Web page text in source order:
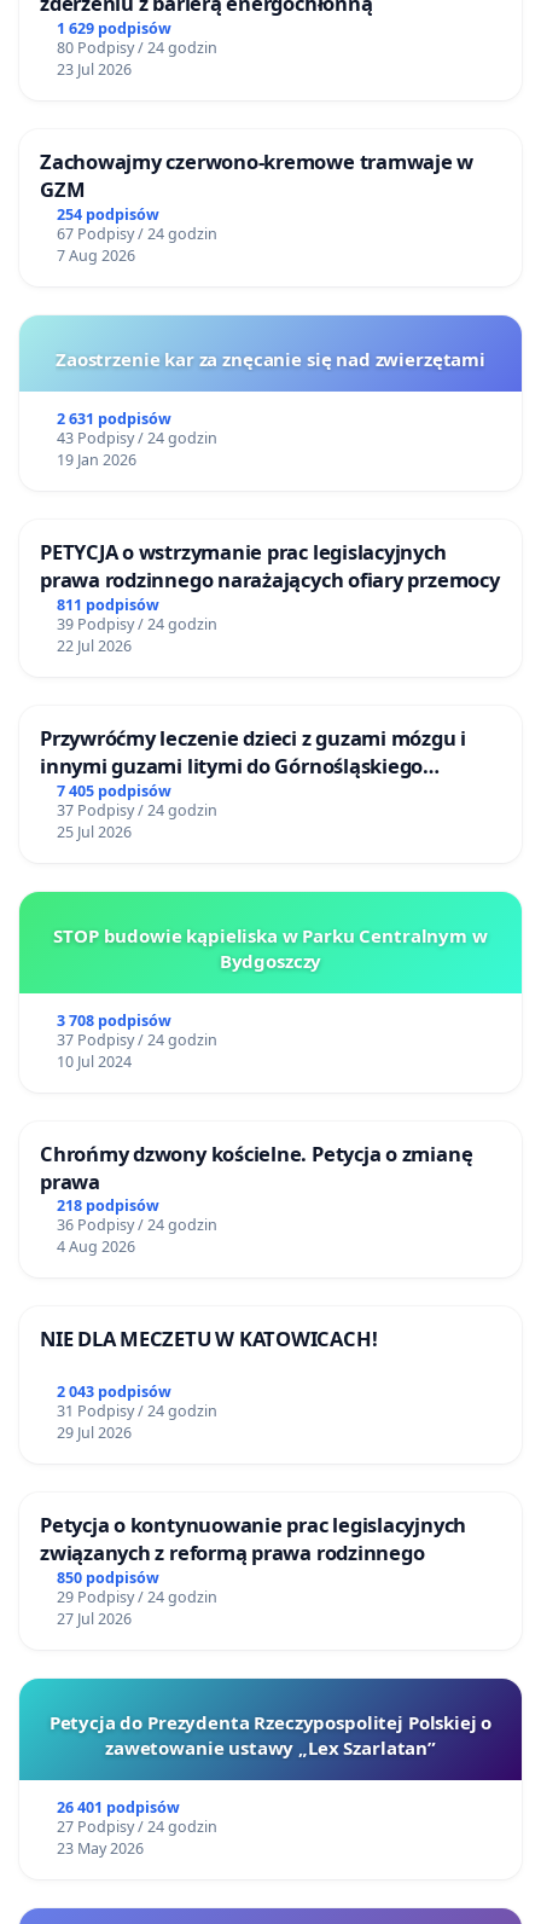
1 629 podpisów
80 Podpisy / 24 godzin
23 Jul 2026
Zachowajmy czerwono-kremowe tramwaje w
GZM
254 podpisów
67 Podpisy / 24 godzin
7 Aug 2026
Zaostrzenie kar za znęcanie się nad zwierzętami
2 631 podpisów
43 Podpisy / 24 godzin
19 Jan 2026
PETYCJA o wstrzymanie prac legislacyjnych
prawa rodzinnego narażających ofiary przemocy
811 podpisów
39 Podpisy / 24 godzin
22 Jul 2026
Przywróćmy leczenie dzieci z guzami mózgu i
innymi guzami litymi do Górnośląskiego
Centrum Zdrowia Dziecka w Katowicach
7 405 podpisów
37 Podpisy / 24 godzin
25 Jul 2026
STOP budowie kąpieliska w Parku Centralnym w
Bydgoszczy
3 708 podpisów
37 Podpisy / 24 godzin
10 Jul 2024
Chrońmy dzwony kościelne. Petycja o zmianę
prawa
218 podpisów
36 Podpisy / 24 godzin
4 Aug 2026
NIE DLA MECZETU W KATOWICACH!
2 043 podpisów
31 Podpisy / 24 godzin
29 Jul 2026
Petycja o kontynuowanie prac legislacyjnych
związanych z reformą prawa rodzinnego
850 podpisów
29 Podpisy / 24 godzin
27 Jul 2026
Petycja do Prezydenta Rzeczypospolitej Polskiej o
zawetowanie ustawy „Lex Szarlatan”
26 401 podpisów
27 Podpisy / 24 godzin
23 May 2026